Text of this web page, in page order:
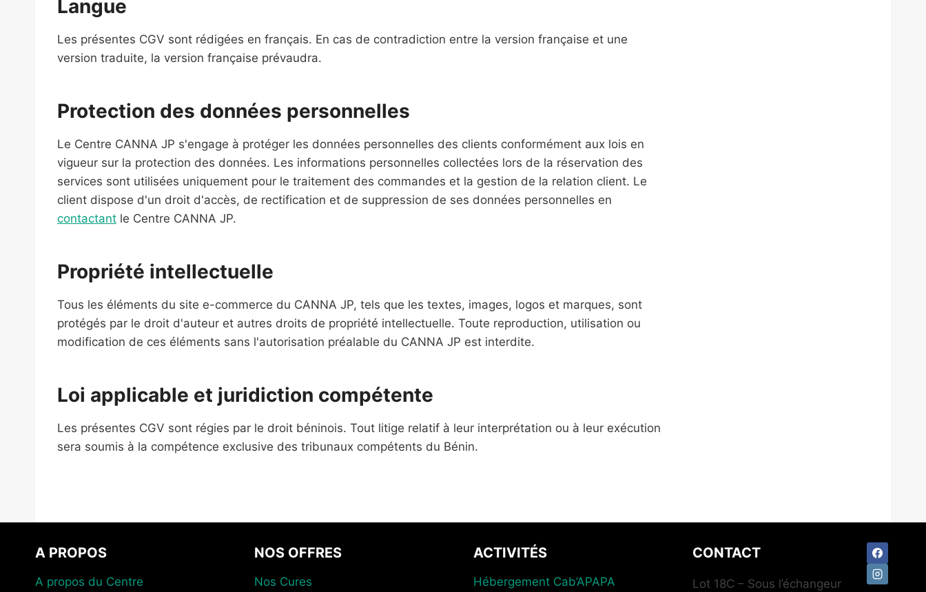
Langue
Les présentes CGV sont rédigées en français. En cas de contradiction entre la version française et une
version traduite, la version française prévaudra.
Protection des données personnelles
Le Centre CANNA JP s'engage à protéger les données personnelles des clients conformément aux lois en
vigueur sur la protection des données. Les informations personnelles collectées lors de la réservation des
services sont utilisées uniquement pour le traitement des commandes et la gestion de la relation client. Le
client dispose d'un droit d'accès, de rectification et de suppression de ses données personnelles en
contactant le Centre CANNA JP.
Propriété intellectuelle
Tous les éléments du site e-commerce du CANNA JP, tels que les textes, images, logos et marques, sont
protégés par le droit d'auteur et autres droits de propriété intellectuelle. Toute reproduction, utilisation ou
modification de ces éléments sans l'autorisation préalable du CANNA JP est interdite.
Loi applicable et juridiction compétente
Les présentes CGV sont régies par le droit béninois. Tout litige relatif à leur interprétation ou à leur exécution
sera soumis à la compétence exclusive des tribunaux compétents du Bénin.
A PROPOS
A propos du Centre
NOS OFFRES
Nos Cures
ACTIVITÉS
Hébergement Cab’APAPA
CONTACT
Lot 18C – Sous l’échangeur